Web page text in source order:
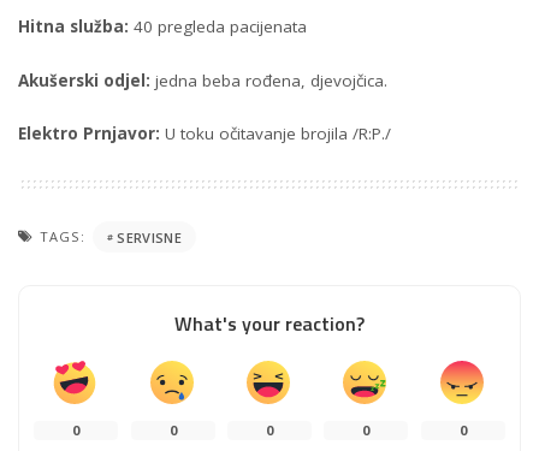
Hitna služba: 40 pregleda pacijenata
Akušerski odjel: jedna beba rođena, djevojčica.
Elektro Prnjavor: U toku očitavanje brojila /R:P./
TAGS: SERVISNE
What's your reaction?
0 0 0 0 0